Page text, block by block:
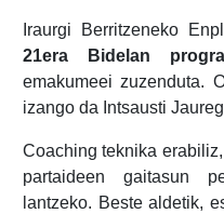
Iraurgi Berritzeneko
21era Bidelan
emakumeei zuzenduta.
izango da Intsausti
Coaching teknika
partaideen gaitasun
lantzeko. Beste aldetik,